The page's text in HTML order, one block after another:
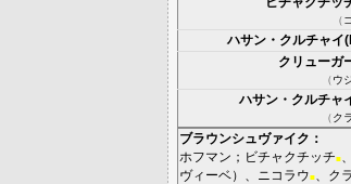
（
ハサン・クルチャイ
クリューガ
（ウ
ハサン・クルチャ
（ク
ブラウンシュヴァイク ：
ホフマン ； ビチャクチッチ■
ヴィーベ）、 ニコラウ■ ク